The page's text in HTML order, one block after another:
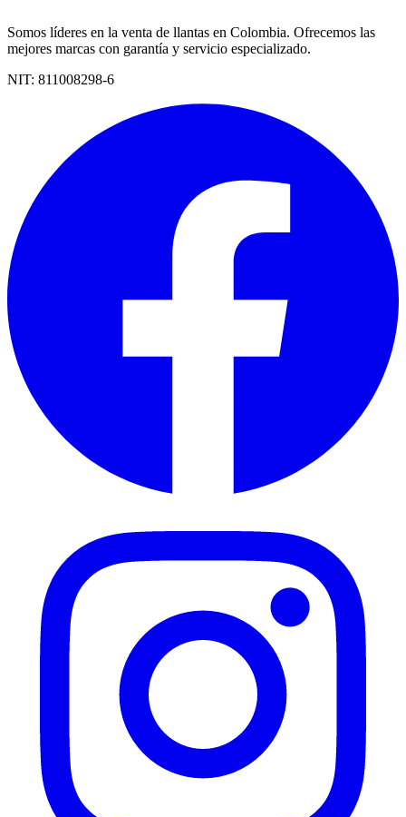
Somos líderes en la venta de llantas en Colombia. Ofrecemos las
mejores marcas con garantía y servicio especializado.
NIT: 811008298-6